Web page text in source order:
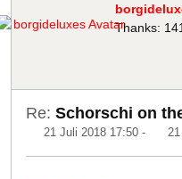
Thanks:
Re: Schorschi on
21 Juli 2018 17:50 -